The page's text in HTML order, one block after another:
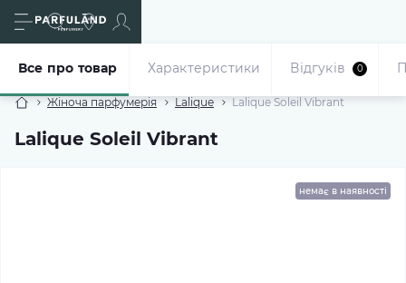
Жіноча парфумерія Lalique Lalique Soleil Vibrant
Lalique Soleil Vibrant
Все про товар Характеристики Відгуків 0
немає в наявності